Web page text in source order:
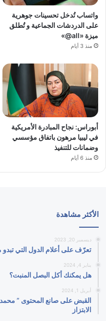
واتساب تُدخل تحسينات جوهرية
على الدردشات الجماعية و تُطلق
ميزة «all@»
منذ 3 أيام
أبوراس: نجاح المبادرة الأمريكية
في ليبيا مرهون باتفاق مؤسسي
وضمانات للتنفيذ
منذ 6 أيام
الأكثر مشاهدة
ديسمبر 20, 2023
تعرّف على أعلام الدول التي تبدو
يناير 4, 2024
هل يمكنك أكل البصل المنبت؟
أبريل 1, 2024
القبض على صانع المحتوى ”
الابتزاز